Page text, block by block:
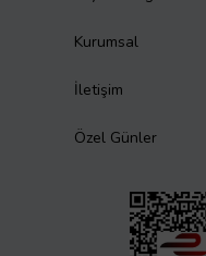
Kurumsal
İletişim
Özel Günler